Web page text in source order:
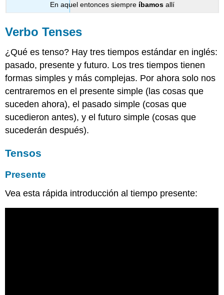
En aquel entonces siempre íbamosallí
Verbo Tenses
¿Qué es tenso? Hay tres tiempos estándar en inglés:
pasado, presente y futuro. Los tres tiempos tienen
formas simples y más complejas. Por ahora solo nos
centraremos en el presente simple (las cosas que
suceden ahora), el pasado simple (cosas que
sucedieron antes), y el futuro simple (cosas que
sucederán después).
Tensos
Presente
Vea esta rápida introducción al tiempo presente: